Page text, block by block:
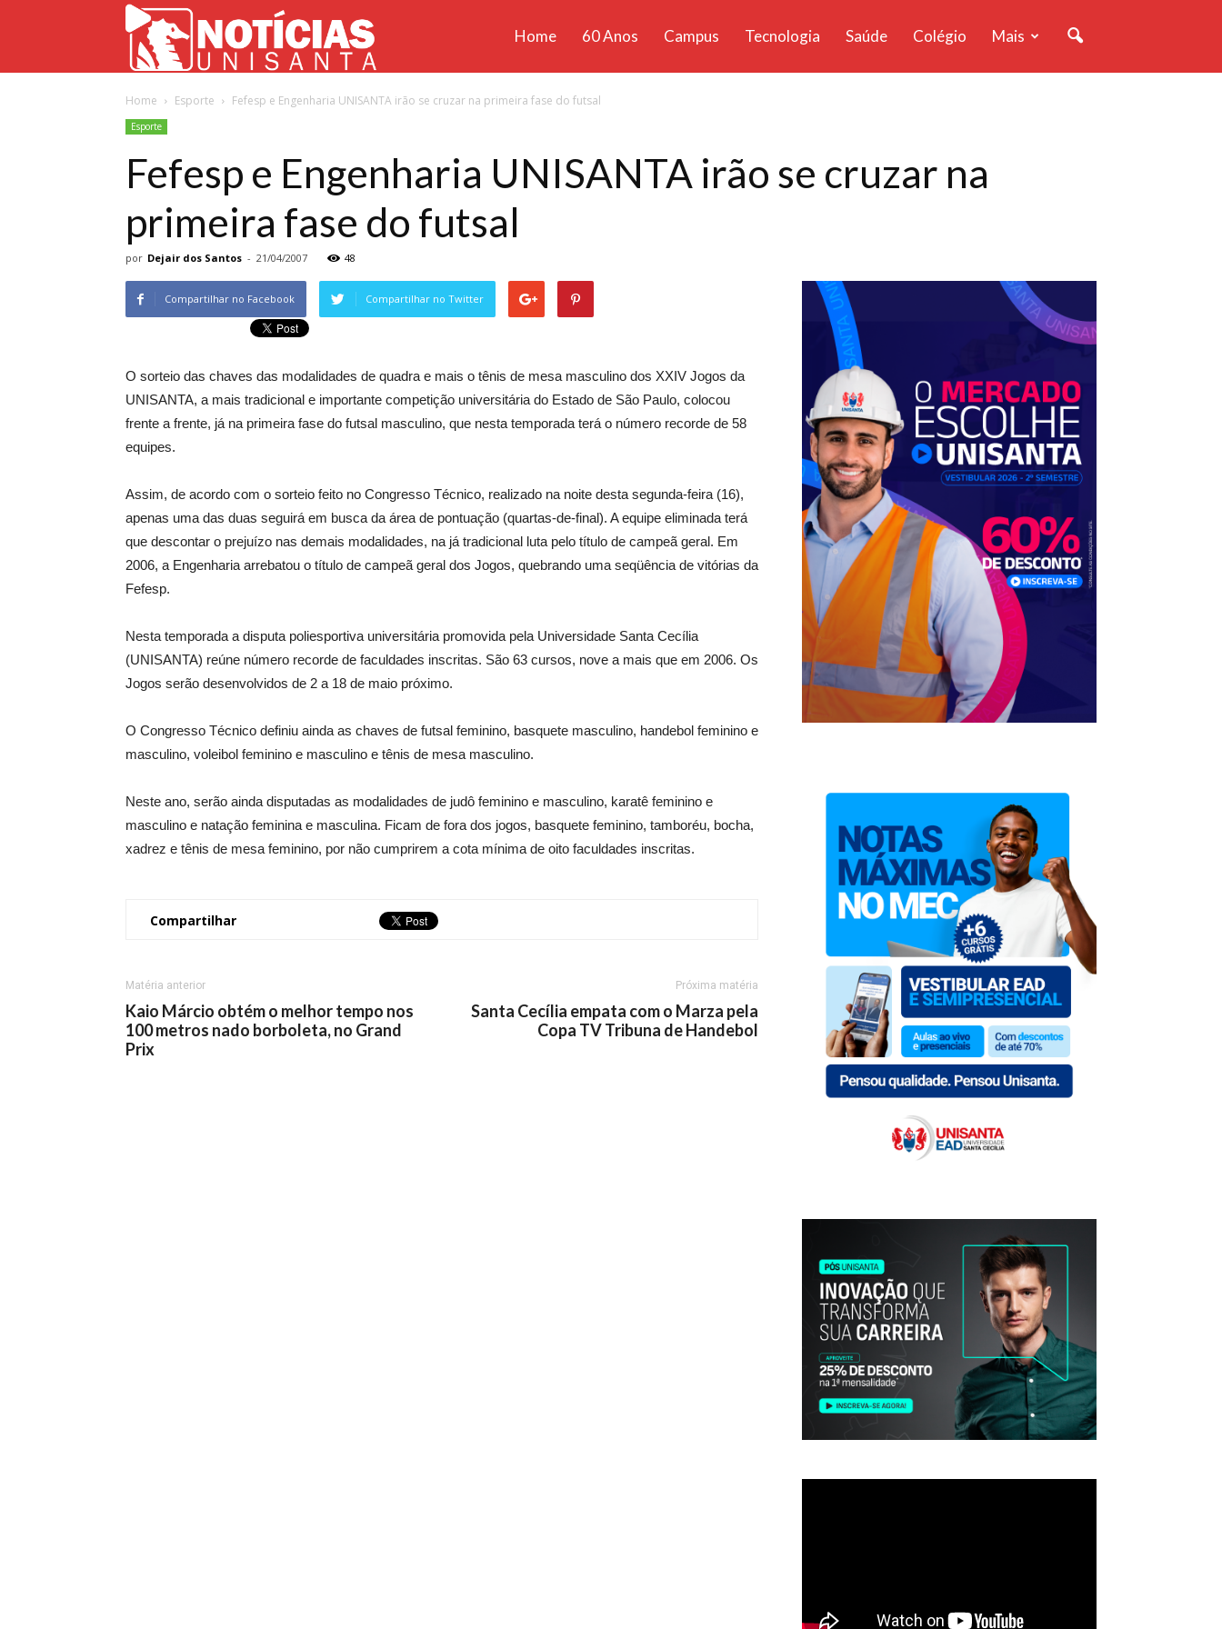
Unisanta
Home 60 Anos Campus Tecnologia Saúde Colégio Mais
Home Esporte Fefesp e Engenharia UNISANTA irão se cruzar na primeira fase do futsal
Esporte
Fefesp e Engenharia UNISANTA irão se cruzar na
primeira fase do futsal
por Dejair dos Santos - 21/04/2007 48
Compartilhar no Facebook Compartilhar no Twitter
O sorteio das chaves das modalidades de quadra e mais o tênis de mesa masculino dos XXIV Jogos da
UNISANTA, a mais tradicional e importante competição universitária do Estado de São Paulo, colocou
frente a frente, já na primeira fase do futsal masculino, que nesta temporada terá o número recorde de 58
equipes.
Assim, de acordo com o sorteio feito no Congresso Técnico, realizado na noite desta segunda-feira (16),
apenas uma das duas seguirá em busca da área de pontuação (quartas-de-final). A equipe eliminada terá
que descontar o prejuízo nas demais modalidades, na já tradicional luta pelo título de campeã geral. Em
2006, a Engenharia arrebatou o título de campeã geral dos Jogos, quebrando uma seqüência de vitórias da
Fefesp.
Nesta temporada a disputa poliesportiva universitária promovida pela Universidade Santa Cecília
(UNISANTA) reúne número recorde de faculdades inscritas. São 63 cursos, nove a mais que em 2006. Os
Jogos serão desenvolvidos de 2 a 18 de maio próximo.
O Congresso Técnico definiu ainda as chaves de futsal feminino, basquete masculino, handebol feminino e
masculino, voleibol feminino e masculino e tênis de mesa masculino.
Neste ano, serão ainda disputadas as modalidades de judô feminino e masculino, karatê feminino e
masculino e natação feminina e masculina. Ficam de fora dos jogos, basquete feminino, tamboréu, bocha,
xadrez e tênis de mesa feminino, por não cumprirem a cota mínima de oito faculdades inscritas.
Compartilhar
Matéria anterior
Kaio Márcio obtém o melhor tempo nos
100 metros nado borboleta, no Grand
Prix
Próxima matéria
Santa Cecília empata com o Marza pela
Copa TV Tribuna de Handebol